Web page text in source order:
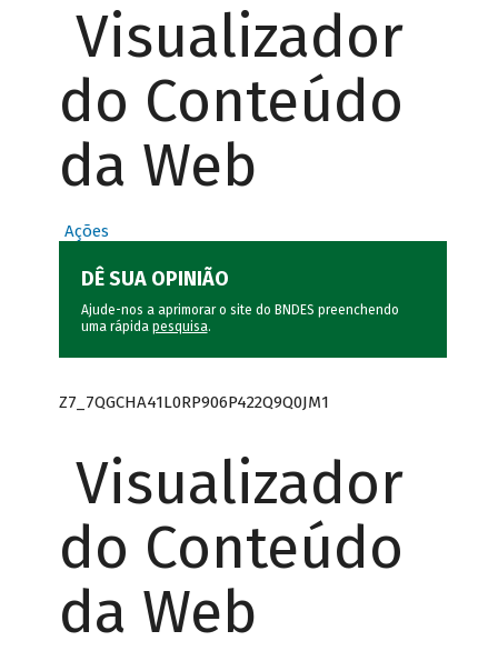
Visualizador
do Conteúdo
da Web
Ações
DÊ SUA OPINIÃO
Ajude-nos a aprimorar o site do BNDES preenchendo
uma rápida pesquisa.
Z7_7QGCHA41L0RP906P422Q9Q0JM1
Visualizador
do Conteúdo
da Web